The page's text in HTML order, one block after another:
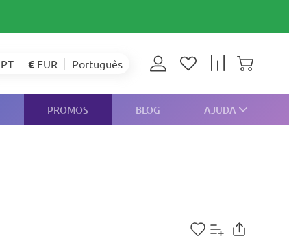
PT € EUR Português
PROMOS BLOG AJUDA